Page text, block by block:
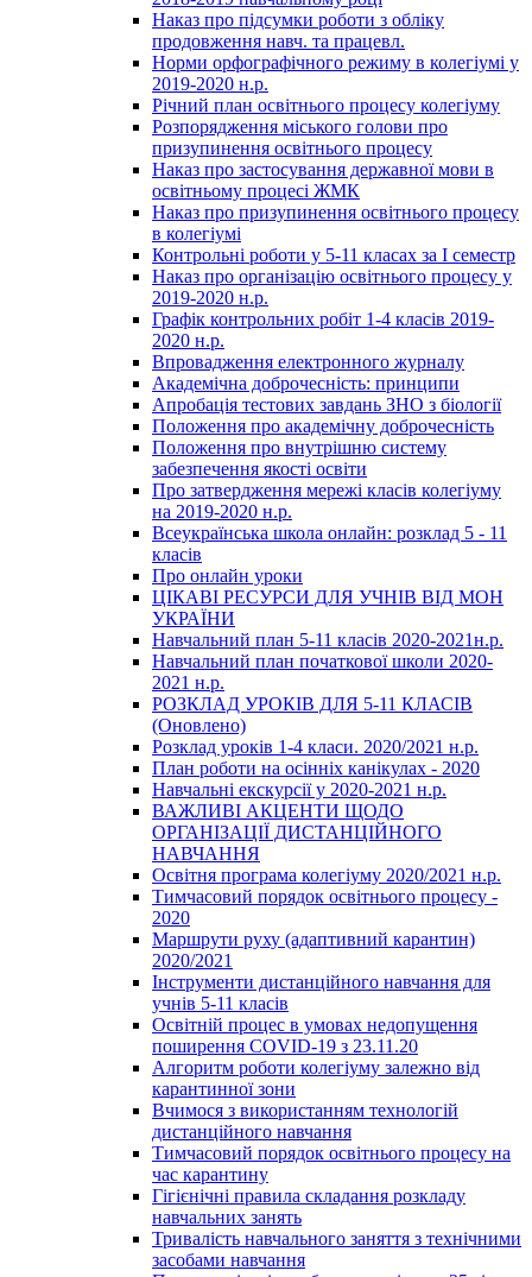
Наказ про підсумки роботи з обліку
продовження навч. та працевл.
Норми орфографічного режиму в колегіумі у
2019-2020 н.р.
Річний план освітнього процесу колегіуму
Розпорядження міського голови про
призупинення освітнього процесу
Наказ про застосування державної мови в
освітньому процесі ЖМК
Наказ про призупинення освітнього процесу
в колегіумі
Контрольні роботи у 5-11 класах за І семестр
Наказ про організацію освітнього процесу у
2019-2020 н.р.
Графік контрольних робіт 1-4 класів 2019-
2020 н.р.
Впровадження електронного журналу
Академічна доброчесність: принципи
Апробація тестових завдань ЗНО з біології
Положення про академічну доброчесність
Положення про внутрішню систему
забезпечення якості освіти
Про затвердження мережі класів колегіуму
на 2019-2020 н.р.
Всеукраїнська школа онлайн: розклад 5 - 11
класів
Про онлайн уроки
ЦІКАВІ РЕСУРСИ ДЛЯ УЧНІВ ВІД МОН
УКРАЇНИ
Навчальний план 5-11 класів 2020-2021н.р.
Навчальний план початкової школи 2020-
2021 н.р.
РОЗКЛАД УРОКІВ ДЛЯ 5-11 КЛАСІВ
(Оновлено)
Розклад уроків 1-4 класи. 2020/2021 н.р.
План роботи на осінніх канікулах - 2020
Навчальні екскурсії у 2020-2021 н.р.
ВАЖЛИВІ АКЦЕНТИ ЩОДО
ОРГАНІЗАЦІЇ ДИСТАНЦІЙНОГО
НАВЧАННЯ
Освітня програма колегіуму 2020/2021 н.р.
Тимчасовий порядок освітнього процесу -
2020
Маршрути руху (адаптивний карантин)
2020/2021
Інструменти дистанційного навчання для
учнів 5-11 класів
Освітній процес в умовах недопущення
поширення COVID-19 з 23.11.20
Алгоритм роботи колегіуму залежно від
карантинної зони
Вчимося з використанням технологій
дистанційного навчання
Тимчасовий порядок освітнього процесу на
час карантину
Гігієнічні правила складання розкладу
навчальних занять
Тривалість навчального заняття з технічними
засобами навчання